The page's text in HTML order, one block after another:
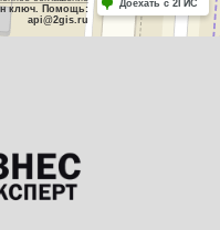
ключ. Помощь:
api@2gis.ru
Доехать с 2ГИС